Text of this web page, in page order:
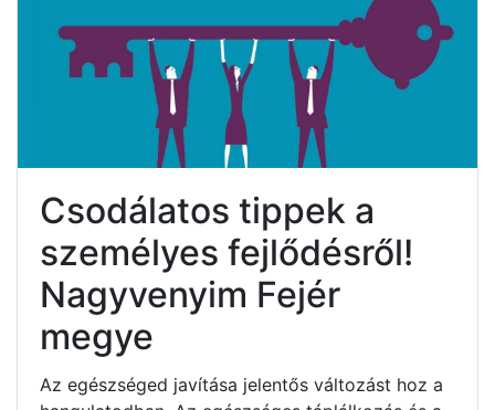
Csodálatos tippek a
személyes fejlődésről!
Nagyvenyim Fejér
megye
Az egészséged javítása jelentős változást hoz a